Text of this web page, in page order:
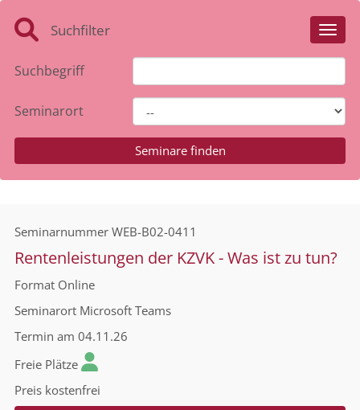
Suchfilter
Suchbegriff
Seminarort
Seminarnummer WEB-B02-0411
Rentenleistungen der KZVK - Was ist zu tun?
Format Online
Seminarort Microsoft Teams
Termin am 04.11.26
Freie Plätze
Preis kostenfrei